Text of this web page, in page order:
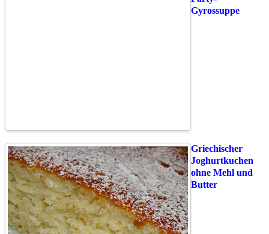
Gyrossuppe
Griechischer
Joghurtkuchen
ohne Mehl und
Butter